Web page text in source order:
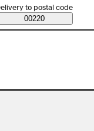
Saatavuustiedot
order method
to postal code
00220